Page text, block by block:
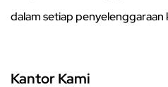
dalam setiap penyelenggaraan
Kantor Kami